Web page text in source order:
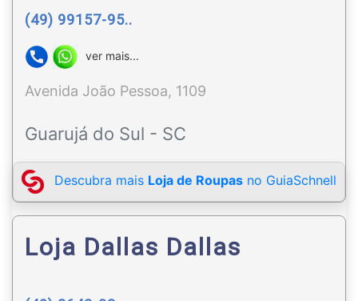
(49) 99157-95..
ver mais...
Avenida João Pessoa, 1109
Guarujá do Sul - SC
Descubra mais Loja de Roupas no GuiaSchnell
Loja Dallas Dallas